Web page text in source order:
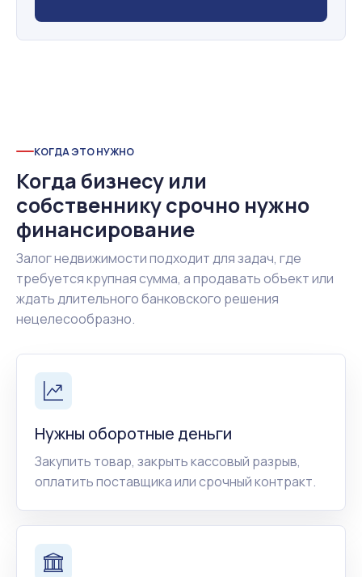
КОГДА ЭТО НУЖНО
Когда бизнесу или
собственнику срочно нужно
финансирование
Залог недвижимости подходит для задач, где
требуется крупная сумма, а продавать объект или
ждать длительного банковского решения
нецелесообразно.
Нужны оборотные деньги
Закупить товар, закрыть кассовый разрыв,
оплатить поставщика или срочный контракт.